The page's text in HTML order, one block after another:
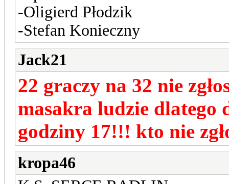
-Oligierd Płodzik
-Stefan Konieczny
Jack21
22 graczy na 32 nie
masakra ludzie dlatego
godziny 17!!! kto nie
kropa46